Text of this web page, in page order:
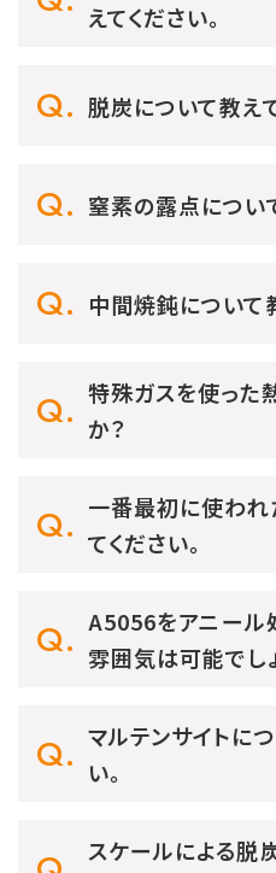
えてください。
脱炭について教え
窒素の露点につい
中間焼鈍について
特殊ガスを使った
か？
一番最初に使われ
てください。
A5056をアニール
雰囲気は可能でし
マルテンサイトに
い。
スケールによる脱